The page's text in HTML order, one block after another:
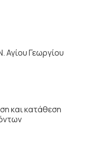
Αγίου Γεωργίου
και κατάθεση